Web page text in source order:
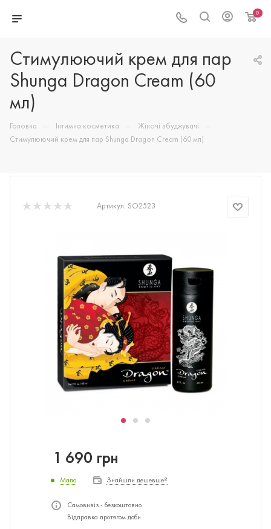
0
Стимулюючий крем для пар
Shunga Dragon Cream (60
мл)
Головна — Інтимна косметика — Жіночі збуджувачі —
Стимулюючий крем для пар Shunga Dragon Cream (60 мл)
Артикул: SO2523
1 690 грн
Мало Знайшли дешевше?
Самовивіз - безкоштовно
Відправка протягом доби